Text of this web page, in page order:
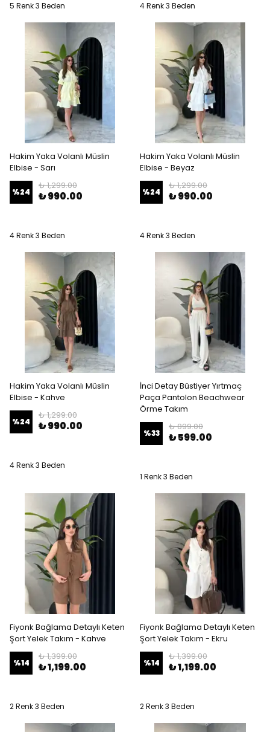
5 Renk 3 Beden 4 Renk 3 Beden
Hakim Yaka Volanlı Müslin
Elbise - Sarı
%24
₺ 1,299.00
₺ 990.00
4 Renk 3 Beden
Hakim Yaka Volanlı Müslin
Elbise - Beyaz
%24
₺ 1,299.00
₺ 990.00
4 Renk 3 Beden
Hakim Yaka Volanlı Müslin
Elbise - Kahve
%24
₺ 1,299.00
₺ 990.00
4 Renk 3 Beden
İnci Detay Büstiyer Yırtmaç
Paça Pantolon Beachwear
Örme Takım
%33
₺ 899.00
₺ 599.00
1 Renk 3 Beden
Fiyonk Bağlama Detaylı Keten
Şort Yelek Takım - Kahve
%14
₺ 1,399.00
₺ 1,199.00
2 Renk 3 Beden
Fiyonk Bağlama Detaylı Keten
Şort Yelek Takım - Ekru
%14
₺ 1,399.00
₺ 1,199.00
2 Renk 3 Beden